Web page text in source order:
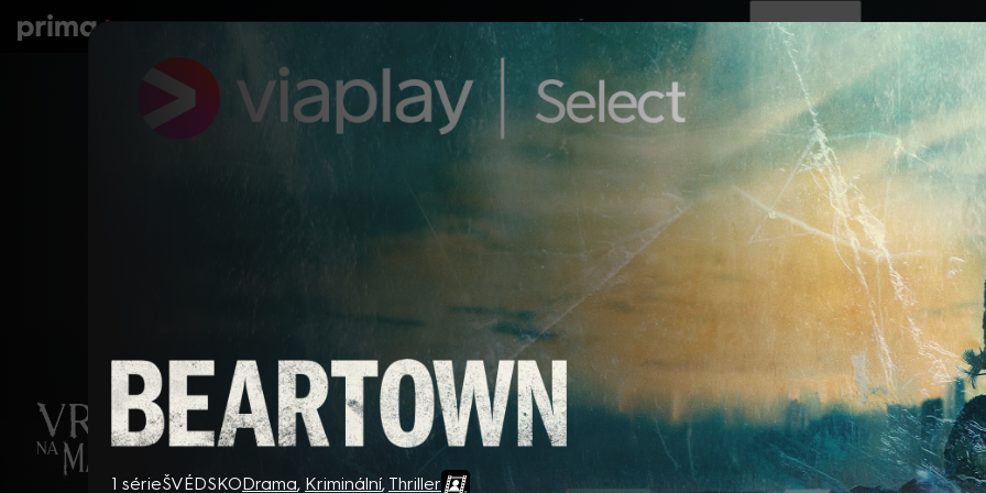
Seriály Filmy Děti Zprávy Novinky Živě TV program Operátoři
Beartown
1 sérieŠVÉDSKODrama, Kriminální, Thriller
prima+